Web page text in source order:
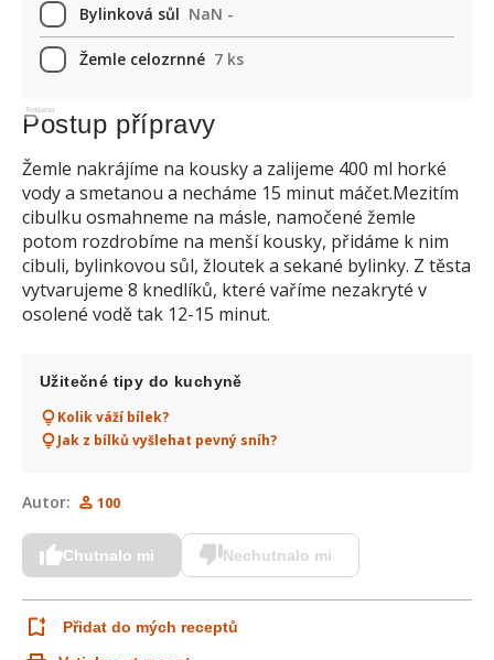
Bylinková sůl NaN -
Žemle celozrnné 7 ks
Reklama
Postup přípravy
Žemle nakrájíme na kousky a zalijeme 400 ml horké
vody a smetanou a necháme 15 minut máčet.Mezitím
cibulku osmahneme na másle, namočené žemle
potom rozdrobíme na menší kousky, přidáme k nim
cibuli, bylinkovou sůl, žloutek a sekané bylinky. Z těsta
vytvarujeme 8 knedlíků, které vaříme nezakryté v
osolené vodě tak 12-15 minut.
Užitečné tipy do kuchyně
Kolik váží bílek?
Jak z bílků vyšlehat pevný sníh?
Autor: 100
Chutnalo mi Nechutnalo mi
Přidat do mých receptů